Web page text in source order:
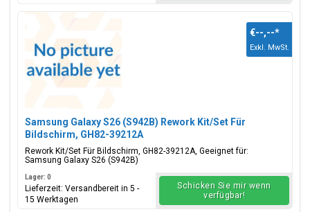
Samsung Galaxy S26 (S942B) Rework Kit/Set Für
Bildschirm, GH82-39212A
Rework Kit/Set Für Bildschirm, GH82-39212A, Geeignet für:
Samsung Galaxy S26 (S942B)
€--,--*
Exkl. MwSt.
Lager: 0
Lieferzeit: Versandbereit in 5 -
15 Werktagen
Schicken Sie mir wenn
verfügbar!